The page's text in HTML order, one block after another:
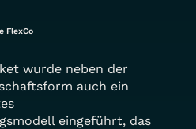
FlexCo
wurde neben der
auch ein
eingeführt, das